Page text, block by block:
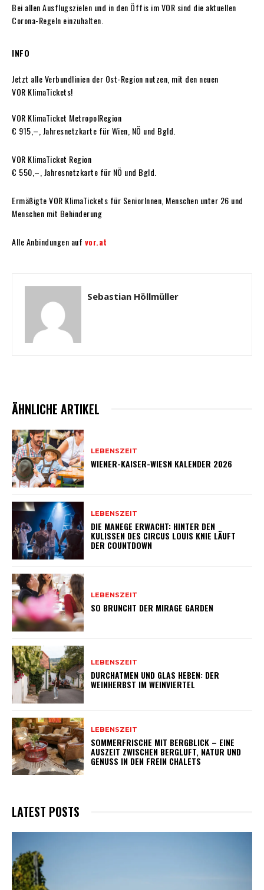
Bei allen Ausflugszielen und in den Öffis im VOR sind die aktuellen
Corona-Regeln einzuhalten.
INFO
Jetzt alle Verbundlinien der Ost-Region nutzen, mit den neuen
VOR KlimaTickets!
VOR KlimaTicket MetropolRegion
€ 915,–, Jahresnetzkarte für Wien, NÖ und Bgld.
VOR KlimaTicket Region
€ 550,–, Jahresnetzkarte für NÖ und Bgld.
Ermäßigte VOR KlimaTickets für SeniorInnen, Menschen unter 26 und
Menschen mit Behinderung
Alle Anbindungen auf vor.at
Sebastian Höllmüller
ÄHNLICHE ARTIKEL
LEBENSZEIT
WIENER-KAISER-WIESN KALENDER 2026
LEBENSZEIT
DIE MANEGE ERWACHT: HINTER DEN
KULISSEN DES CIRCUS LOUIS KNIE LÄUFT
DER COUNTDOWN
LEBENSZEIT
SO BRUNCHT DER MIRAGE GARDEN
LEBENSZEIT
DURCHATMEN UND GLAS HEBEN: DER
WEINHERBST IM WEINVIERTEL
LEBENSZEIT
SOMMERFRISCHE MIT BERGBLICK – EINE
AUSZEIT ZWISCHEN BERGLUFT, NATUR UND
GENUSS IN DEN FREIN CHALETS
LATEST POSTS